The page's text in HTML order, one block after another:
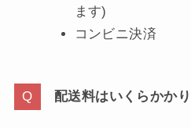
ます)
コンビニ決済
配送料はいくらかか